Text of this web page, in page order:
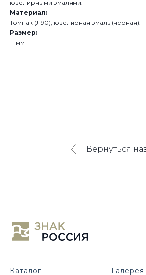
ювелирными эмалями.
Материал:
Томпак (Л90), ювелирная эмаль (черная).
Размер:
__мм
Вернуться
Каталог Галерея